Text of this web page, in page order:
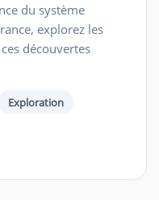
du système
explorez les
découvertes
Exploration